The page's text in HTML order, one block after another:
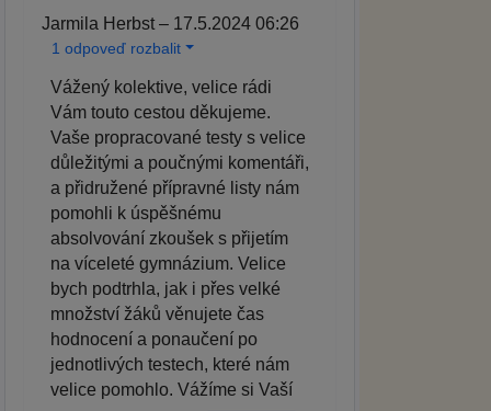
Jarmila Herbst – 17.5.2024 06:26
1 odpoveď rozbalit
Vážený kolektive, velice rádi
Vám touto cestou děkujeme.
Vaše propracované testy s velice
důležitými a poučnými komentáři,
a přidružené přípravné listy nám
pomohli k úspěšnému
absolvování zkoušek s přijetím
na víceleté gymnázium. Velice
bych podtrhla, jak i přes velké
množství žáků věnujete čas
hodnocení a ponaučení po
jednotlivých testech, které nám
velice pomohlo. Vážíme si Vaší